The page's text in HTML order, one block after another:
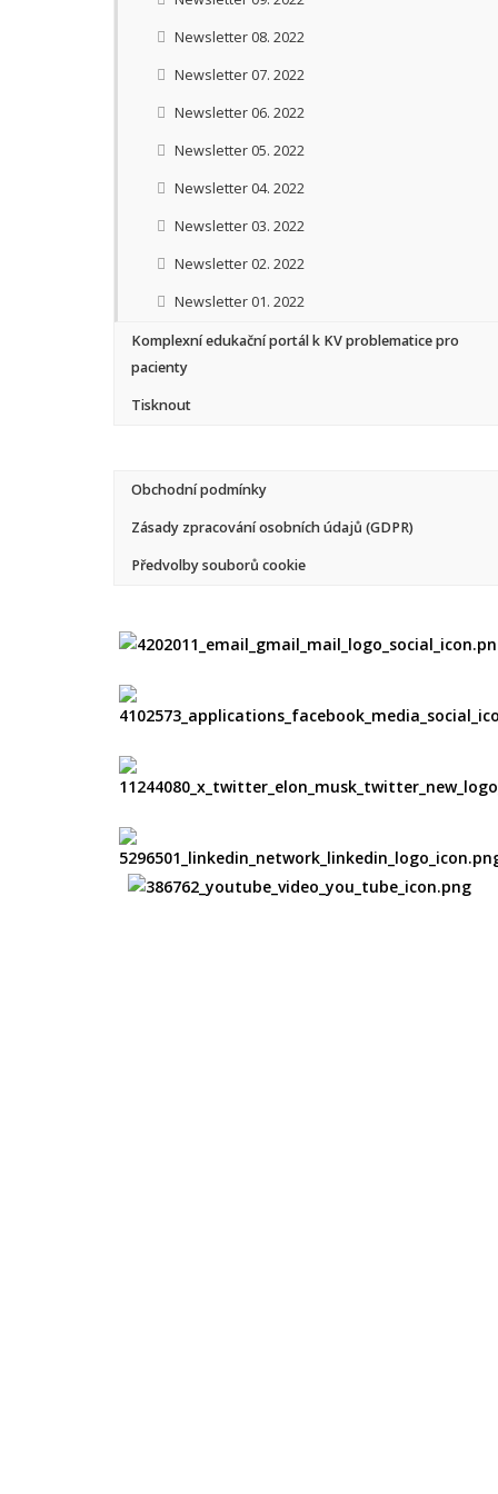
Newsletter 08. 2022
Newsletter 07. 2022
Newsletter 06. 2022
Newsletter 05. 2022
Newsletter 04. 2022
Newsletter 03. 2022
Newsletter 02. 2022
Newsletter 01. 2022
Komplexní edukační portál k KV problematice pro
pacienty
Tisknout
Obchodní podmínky
Zásady zpracování osobních údajů (GDPR)
Předvolby souborů cookie